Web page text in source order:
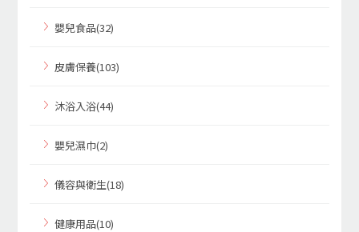
嬰兒食品(32)
皮膚保養(103)
沐浴入浴(44)
嬰兒濕巾(2)
儀容與衛生(18)
健康用品(10)